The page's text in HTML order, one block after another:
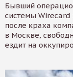
Бывший
системы
после краха
в Москве,
ездит на